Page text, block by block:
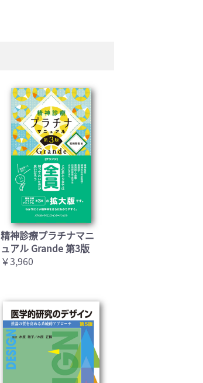
精神診療プラチナマニ
ュアル Grande 第3版
￥3,960